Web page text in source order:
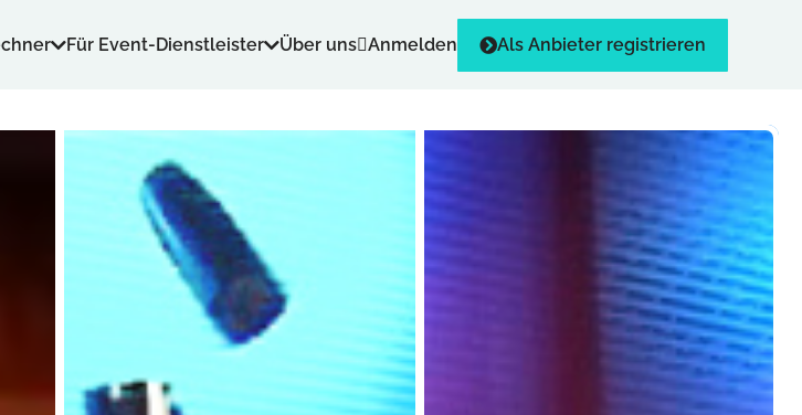
Für Event-Dienstleister Über uns Anmelden Als Anbieter registrieren